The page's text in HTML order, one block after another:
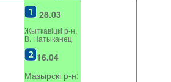
28.03
Жыткавіцкі р-н,
В. Натыканец
16.04
Мазырскі р-н: